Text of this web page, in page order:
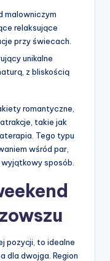
malowniczym
relaksujące
przy świecach.
unikalne
z bliskością
romantyczne,
takie jak
Tego typu
wśród par,
sposób.
pozycji, to idealne
dla dwojga. Region